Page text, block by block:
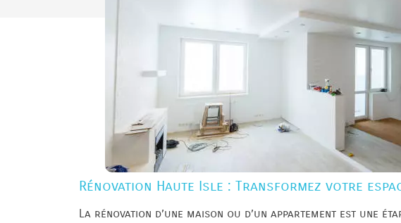
Rénovation Haute Isle : Transformez votre
La rénovation d’une maison ou d’un appartement est une